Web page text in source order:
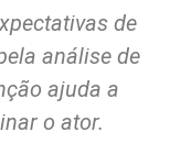
de
análise de
ajuda a
o ator.